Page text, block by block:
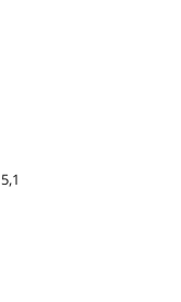
5,1